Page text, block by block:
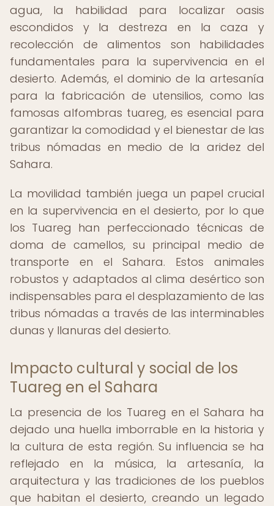
agua, la habilidad para localizar oasis
escondidos y la destreza en la caza y
recolección de alimentos son habilidades
fundamentales para la supervivencia en el
desierto. Además, el dominio de la artesanía
para la fabricación de utensilios, como las
famosas alfombras tuareg, es esencial para
garantizar la comodidad y el bienestar de las
tribus nómadas en medio de la aridez del
Sahara.
La movilidad también juega un papel crucial
en la supervivencia en el desierto, por lo que
los Tuareg han perfeccionado técnicas de
doma de camellos, su principal medio de
transporte en el Sahara. Estos animales
robustos y adaptados al clima desértico son
indispensables para el desplazamiento de las
tribus nómadas a través de las interminables
dunas y llanuras del desierto.
Impacto cultural y social de los
Tuareg en el Sahara
La presencia de los Tuareg en el Sahara ha
dejado una huella imborrable en la historia y
la cultura de esta región. Su influencia se ha
reflejado en la música, la artesanía, la
arquitectura y las tradiciones de los pueblos
que habitan el desierto, creando un legado